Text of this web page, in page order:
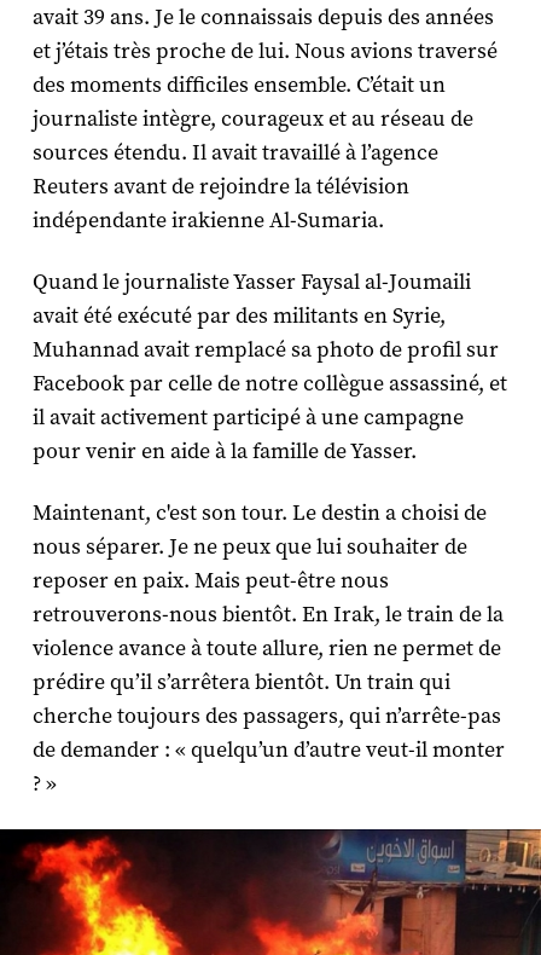
avait 39 ans. Je le connaissais depuis des années
et j’étais très proche de lui. Nous avions traversé
des moments difficiles ensemble. C’était un
journaliste intègre, courageux et au réseau de
sources étendu. Il avait travaillé à l’agence
Reuters avant de rejoindre la télévision
indépendante irakienne Al-Sumaria.
Quand le journaliste Yasser Faysal al-Joumaili
avait été exécuté par des militants en Syrie,
Muhannad avait remplacé sa photo de profil sur
Facebook par celle de notre collègue assassiné, et
il avait activement participé à une campagne
pour venir en aide à la famille de Yasser.
Maintenant, c'est son tour. Le destin a choisi de
nous séparer. Je ne peux que lui souhaiter de
reposer en paix. Mais peut-être nous
retrouverons-nous bientôt. En Irak, le train de la
violence avance à toute allure, rien ne permet de
prédire qu’il s’arrêtera bientôt. Un train qui
cherche toujours des passagers, qui n’arrête-pas
de demander : « quelqu’un d’autre veut-il monter
? »